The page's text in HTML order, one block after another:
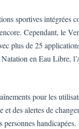
sportives intégrées
Cependant, le
plus de 25
en Eau Libre,
pour les
et des alertes de
handicapées.